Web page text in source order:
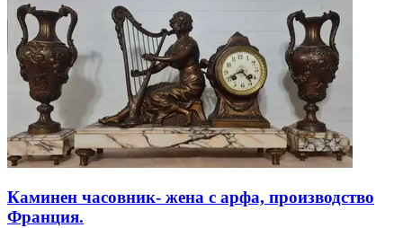
Каминен часовник- жена с арфа, производство
Франция.